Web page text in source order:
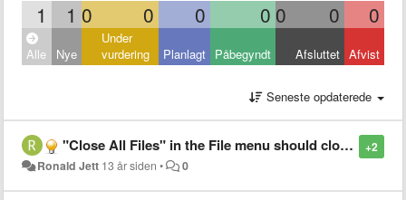
1 1 0 0 0 0 0 0 0
Alle Nye
Under
vurdering
Planlagt Påbegyndt Afsluttet Afvist
Seneste opdaterede
+2
"Close All Files" in the File menu should close all saved files first.
Ronald Jett 13 år siden • 0